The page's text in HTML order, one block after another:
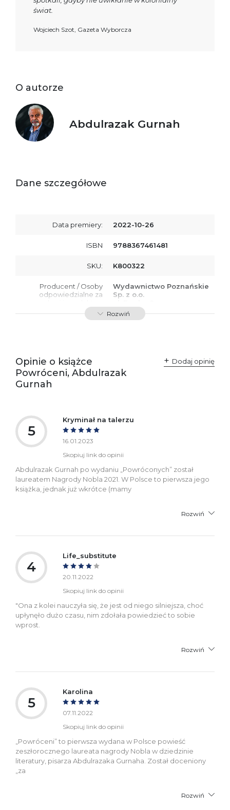
świat.
Wojciech Szot, Gazeta Wyborcza
O autorze
Abdulrazak Gurnah
Dane szczegółowe
Data premiery: 2022-10-26
ISBN 9788367461481
SKU: K800322
Producent / Osoby
odpowiedzialne za
przepisami:
Wydawnictwo Poznańskie
Sp. z o.o.
61-701 Poznań
Polska
Ostrzeżenia oraz
informacje dotyczące
bezpieczeństwa:
Rozwiń
Opinie o książce
Powróceni, Abdulrazak
Gurnah
Dodaj opinię
5
Kryminał na talerzu
16.01.2023
Skopiuj link do opinii
Abdulrazak Gurnah po wydaniu „Powróconych” został
laureatem Nagrody Nobla 2021. W Polsce to pierwsza jego
książka, jednak już wkrótce (mamy
Rozwiń
4
Life_substitute
20.11.2022
Skopiuj link do opinii
"Ona z kolei nauczyła się, że jest od niego silniejsza, choć
upłynęło dużo czasu, nim zdołała powiedzieć to sobie
wprost.
Rozwiń
5
Karolina
07.11.2022
Skopiuj link do opinii
„Powróceni” to pierwsza wydana w Polsce powieść
zeszłorocznego laureata nagrody Nobla w dziedzinie
literatury, pisarza Abdulrazaka Gurnaha. Został doceniony
„za
Rozwiń